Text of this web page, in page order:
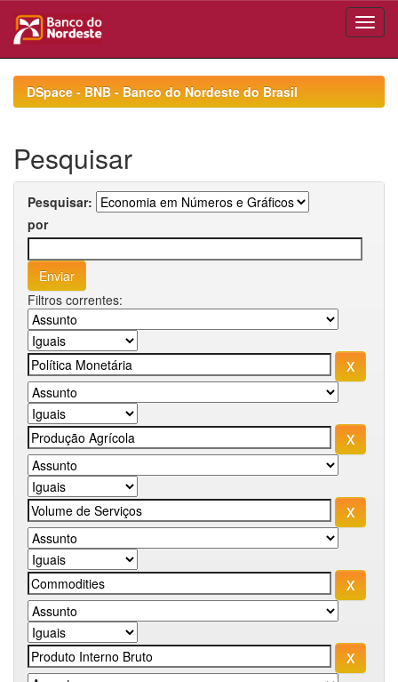
navigationDSpace - BNB - Banco do Nordeste do Brasil
Pesquisar
Pesquisar:
por
Filtros correntes: